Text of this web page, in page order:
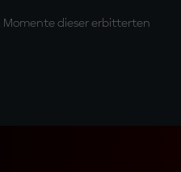
Momente dieser erbitterten